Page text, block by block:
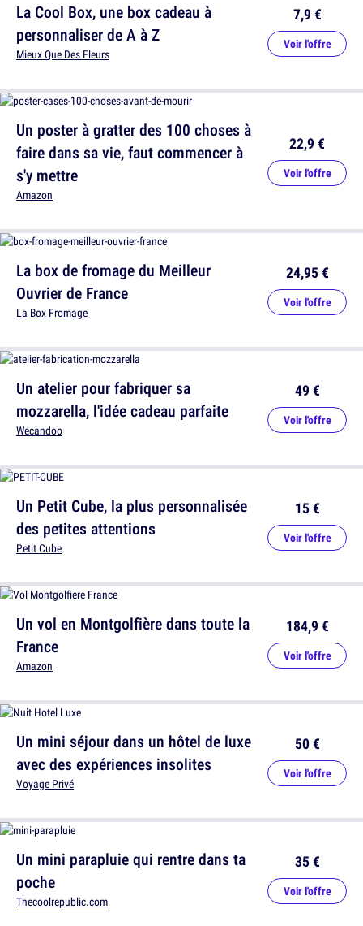
La Cool Box, une box cadeau à
personnaliser de A à Z
Mieux Que Des Fleurs
7,9 €
Voir l'offre
La box de fromage du Meilleur
Ouvrier de France
La Box Fromage
24,95 €
Voir l'offre
Un Petit Cube, la plus personnalisée
des petites attentions
Petit Cube
15 €
Voir l'offre
Un mini séjour dans un hôtel de luxe
avec des expériences insolites
Voyage Privé
50 €
Voir l'offre
Un poster à gratter des 100 choses à
faire dans sa vie, faut commencer à
s'y mettre
Amazon
22,9 €
Voir l'offre
Un atelier pour fabriquer sa
mozzarella, l'idée cadeau parfaite
Wecandoo
49 €
Voir l'offre
Un vol en Montgolfière dans toute la
France
Amazon
184,9 €
Voir l'offre
Un mini parapluie qui rentre dans ta
poche
Thecoolrepublic.com
35 €
Voir l'offre